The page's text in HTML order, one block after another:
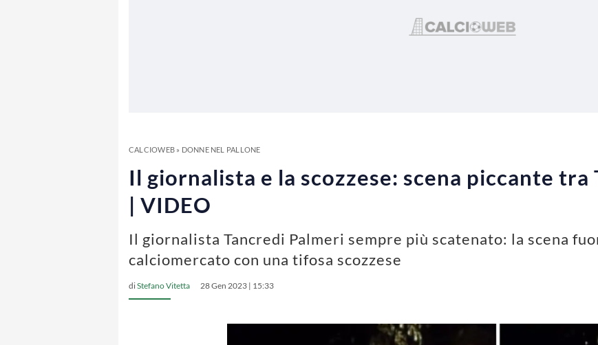
CALCIOWEB» DONNE NEL PALLONE
Il giornalista e la scozzese: scena piccante tra
| VIDEO
Il giornalista Tancredi Palmeri sempre più scatenato: la scena
calciomercato con una tifosa scozzese
diStefano Vitetta 28 Gen 2023 | 15:33